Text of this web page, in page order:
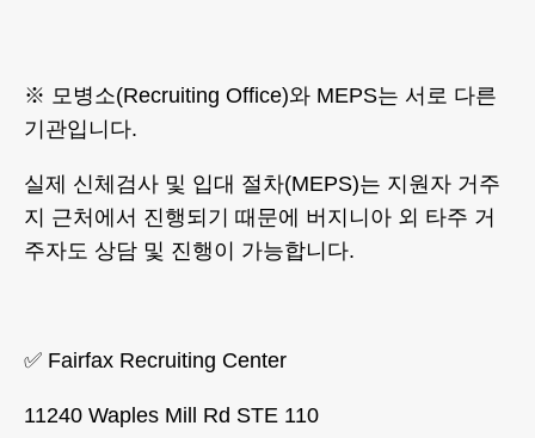
※ 모병소(Recruiting Office)와 MEPS는 서로 다른
기관입니다.
실제 신체검사 및 입대 절차(MEPS)는 지원자 거주
지 근처에서 진행되기 때문에 버지니아 외 타주 거
주자도 상담 및 진행이 가능합니다.
✅ Fairfax Recruiting Center
11240 Waples Mill Rd STE 110